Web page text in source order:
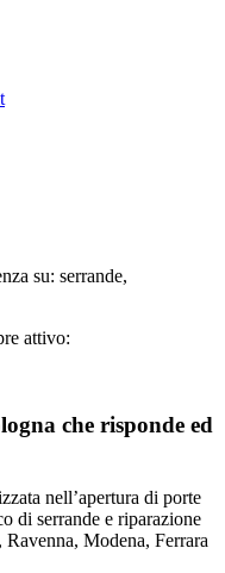
su: serrande,
attivo:
che risponde ed
nell’apertura di porte
di serrande e riparazione
Modena, Ferrara